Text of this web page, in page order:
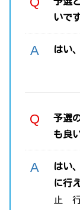
いで
はい
予選
も良
はい
に行
止 行